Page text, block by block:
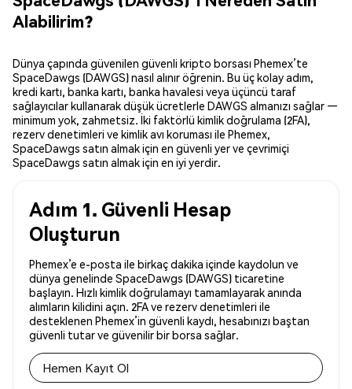
Alabilirim?
Dünya çapında güvenilen güvenli kripto borsası Phemex’te
SpaceDawgs (DAWGS) nasıl alınır öğrenin. Bu üç kolay adım,
kredi kartı, banka kartı, banka havalesi veya üçüncü taraf
sağlayıcılar kullanarak düşük ücretlerle DAWGS almanızı sağlar —
minimum yok, zahmetsiz. İki faktörlü kimlik doğrulama (2FA),
rezerv denetimleri ve kimlik avı koruması ile Phemex,
SpaceDawgs satın almak için en güvenli yer ve çevrimiçi
SpaceDawgs satın almak için en iyi yerdir.
Adım 1. Güvenli Hesap
Oluşturun
Phemex’e e-posta ile birkaç dakika içinde kaydolun ve
dünya genelinde SpaceDawgs (DAWGS) ticaretine
başlayın. Hızlı kimlik doğrulamayı tamamlayarak anında
alımların kilidini açın. 2FA ve rezerv denetimleri ile
desteklenen Phemex’in güvenli kaydı, hesabınızı baştan
güvenli tutar ve güvenilir bir borsa sağlar.
Hemen Kayıt Ol